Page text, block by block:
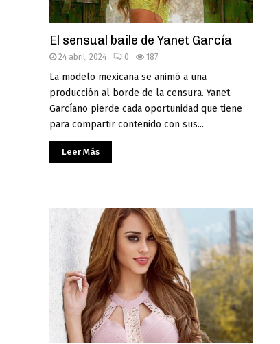
El sensual baile de Yanet García
24 abril, 2024 0 187
La modelo mexicana se animó a una
producción al borde de la censura. Yanet
Garcíano pierde cada oportunidad que tiene
para compartir contenido con sus...
Leer Más